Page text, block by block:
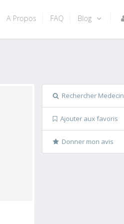
A Propos FAQ Blog
Rechercher Medecin
Ajouter aux favoris
Donner mon avis